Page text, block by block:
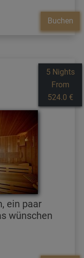
Buchen
5 Nights
From
524.0 €
ein paar
wünschen